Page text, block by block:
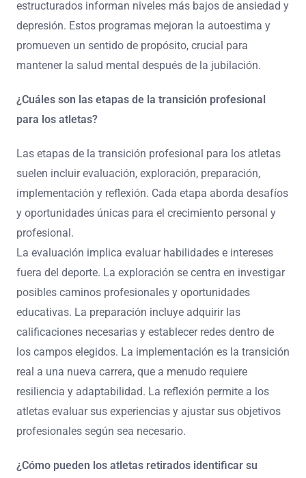
estructurados informan niveles más bajos de ansiedad y
depresión. Estos programas mejoran la autoestima y
promueven un sentido de propósito, crucial para
mantener la salud mental después de la jubilación.
¿Cuáles son las etapas de la transición profesional
para los atletas?
Las etapas de la transición profesional para los atletas
suelen incluir evaluación, exploración, preparación,
implementación y reflexión. Cada etapa aborda desafíos
y oportunidades únicas para el crecimiento personal y
profesional.
La evaluación implica evaluar habilidades e intereses
fuera del deporte. La exploración se centra en investigar
posibles caminos profesionales y oportunidades
educativas. La preparación incluye adquirir las
calificaciones necesarias y establecer redes dentro de
los campos elegidos. La implementación es la transición
real a una nueva carrera, que a menudo requiere
resiliencia y adaptabilidad. La reflexión permite a los
atletas evaluar sus experiencias y ajustar sus objetivos
profesionales según sea necesario.
¿Cómo pueden los atletas retirados identificar su